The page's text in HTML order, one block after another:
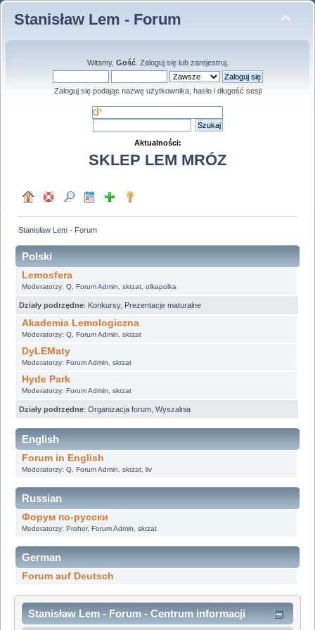
Stanisław Lem - Forum
Witamy, Gość. Zaloguj sięlub zarejestruj.
Zaloguj się podając nazwę użytkownika, hasło i długość sesji
Aktualności:
SKLEP LEM MRÓZ
Stanisław Lem - Forum
Polski
Lemosfera
Moderatorzy: Q, Forum Admin skrzat, olkapolka
Działy podrzędne: Konkursy, Prezentacje maturalne
Akademia Lemologiczna
Moderatorzy: Q, Forum Admin skrzat
DyLEMaty
Moderatorzy: Forum Admin skrzat
Hyde Park
Moderatorzy: Forum Admin skrzat
Działy podrzędne: Organizacja forum Wyszalnia
English
Forum in English
Moderatorzy: Q, Forum Admin skrzat, liv
Russian
Форум по-русски
Moderatorzy: Prohor, Forum Admin skrzat
German
Forum auf Deutsch
Stanisław Lem - Forum - Centrum informacji